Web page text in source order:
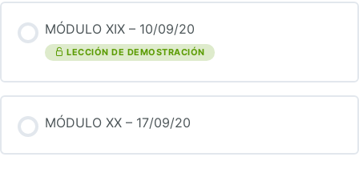
MÓDULO XIX – 10/09/20
LECCIÓN DE DEMOSTRACIÓN
MÓDULO XX – 17/09/20